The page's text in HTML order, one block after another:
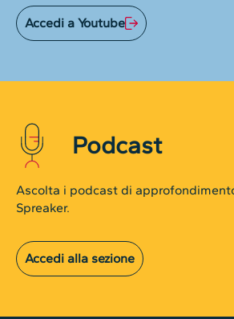
Accedi a Youtube
Podcast
Ascolta i podcast di
Spreaker.
Accedi alla sezione